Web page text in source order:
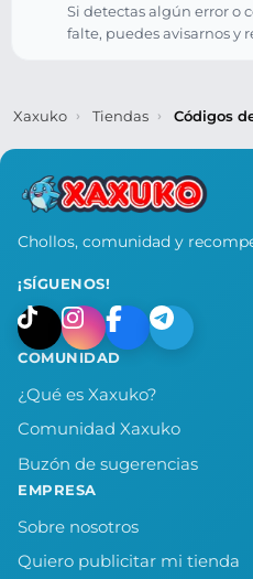
Si detectas algún error o
falte, puedes avisarnos y
Xaxuko Tiendas Códigos
Chollos, comunidad y
¡SÍGUENOS!
COMUNIDAD
¿Qué es Xaxuko?
Comunidad Xaxuko
Buzón de sugerencias
EMPRESA
Sobre nosotros
Quiero publicitar mi tienda